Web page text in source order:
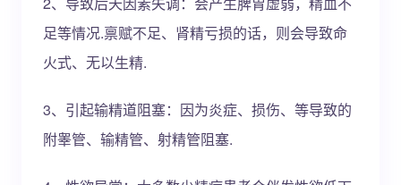
足等情况.禀赋不足、肾精亏损的话，则会导致命
火式、无以生精.
3、引起输精道阻塞：因为炎症、损伤、等导致的
附睾管、输精管、射精管阻塞.